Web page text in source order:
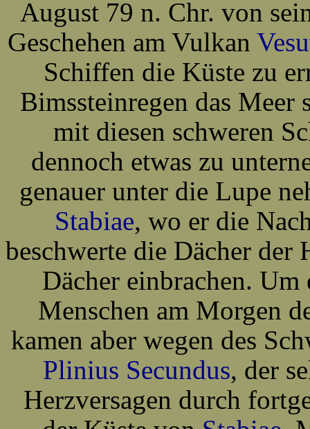
August 79 n. Chr. von
Geschehen am Vulkan
Schiffen die Küste zu
Bimssteinregen das Meer
mit diesen schweren
dennoch etwas zu
genauer unter die Lupe
Stabiae, wo er die
beschwerte die Dächer der
Dächer einbrachen.
Menschen am Morgen
kamen aber wegen des
Plinius Secundus, der
Herzversagen durch